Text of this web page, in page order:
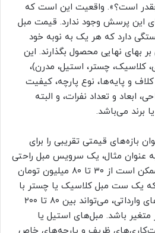
است؟». واقعیت این است که
این پرسش وجود ندارد. قیمت مبل
دارد که هر یک به نوبه خود
بهای نهایی محصول بگذارند. این
کلاسیک، چستر، استیل، مدرن)،
و پایه‌ها، نوع پارچه، کیفیت
ابعاد و تعداد نفرات، و البته
برند می‌باشد.
بازه‌های قیمتی تقریبی را برای
عنوان مثال، یک سرویس مبل راحتی
ساده و با کیفیت متوسط ممکن است از ۳۰ تا ۸۰ میلیون تومان
یک ست مبل کلاسیک یا چستر با
چوب راش مرغوب و پارچه‌های وارداتی، می‌تواند بین ۸۰ تا ۲۰۰
باشد. مبل‌های استیل یا